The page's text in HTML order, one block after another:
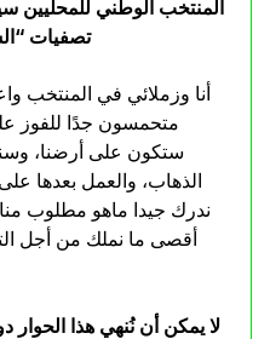
المنتخب الوطني للمحليين
تصفيات
أنا وزملائي في المنتخب
متحمسون جدًا للفوز
ستكون على أرضنا،
الذهاب، والعمل بعدها
ندرك جيدا ماهو مطلوب
أقصى ما نملك من أجل
لا يمكن أن نُنهي هذا الحوار